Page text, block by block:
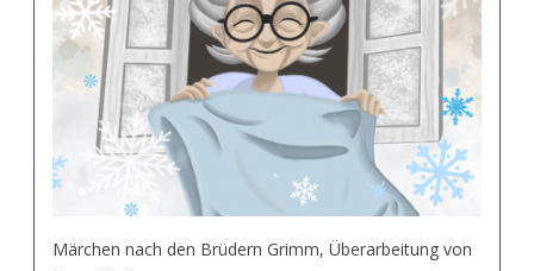
Märchen nach den Brüdern Grimm, Überarbeitung von